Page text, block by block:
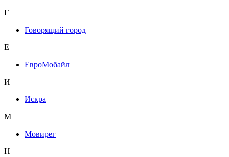
Г
Говорящий город
Е
ЕвроМобайл
И
Искра
М
Мовирег
Н